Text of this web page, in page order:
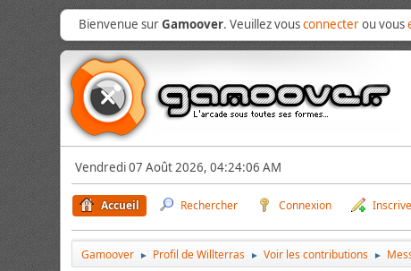
Bienvenue surGamoover. Veuillez vousconnecterou vous
Vendredi 07 Août 2026, 04:24:06 AM
Accueil Rechercher Connexion
Gamoover ► Profil de Willterras ► Voir les contributions ►